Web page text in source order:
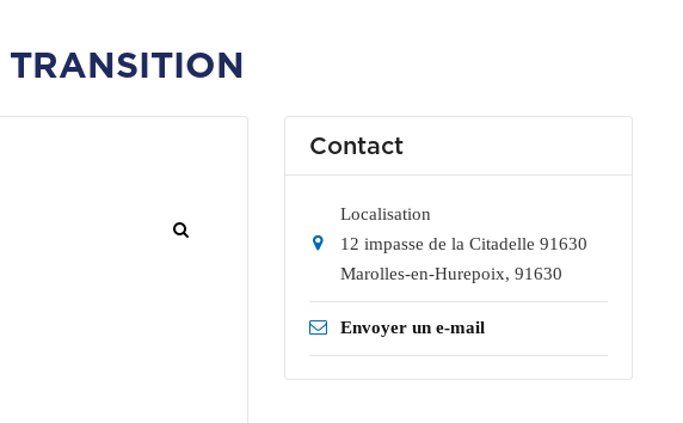
Contact
Localisation
12 impasse de la Citadelle 91630
Marolles-en-Hurepoix, 91630
Envoyer un e-mail